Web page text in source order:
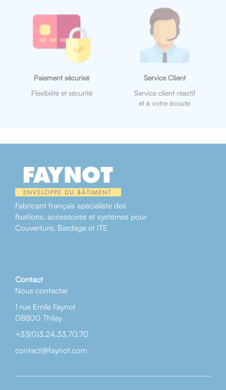
Paiement sécurisé
Flexibilité et sécurité
Service Client
Service client réactif
et à votre écoute
Fabricant français spécialiste des
fixations, accessoires et systèmes pour
Couverture, Bardage et ITE
Contact
Nous contacter
1 rue Emile Faynot
08800 Thilay
+33(0)3.24.33.70.70
contact@faynot.com